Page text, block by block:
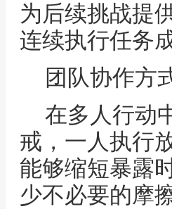
为后续挑战提
连续执行任务
团队协作方
在多人行动
戒，一人执行
能够缩短暴露
少不必要的摩擦